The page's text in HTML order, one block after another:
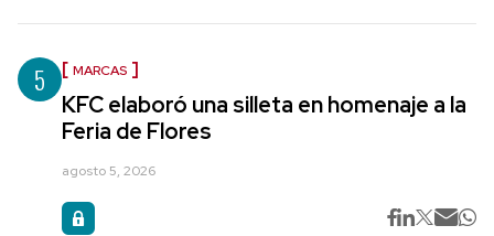
5 MARCAS
KFC elaboró una silleta en homenaje a la
Feria de Flores
agosto 5, 2026